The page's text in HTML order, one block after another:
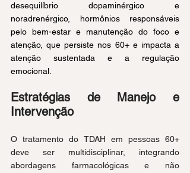
desequilíbrio dopaminérgico e
noradrenérgico, hormônios responsáveis
pelo bem-estar e manutenção do foco e
atenção, que persiste nos 60+ e impacta a
atenção sustentada e a regulação
emocional.
Estratégias de Manejo e
Intervenção
O tratamento do TDAH em pessoas 60+
deve ser multidisciplinar, integrando
abordagens farmacológicas e não